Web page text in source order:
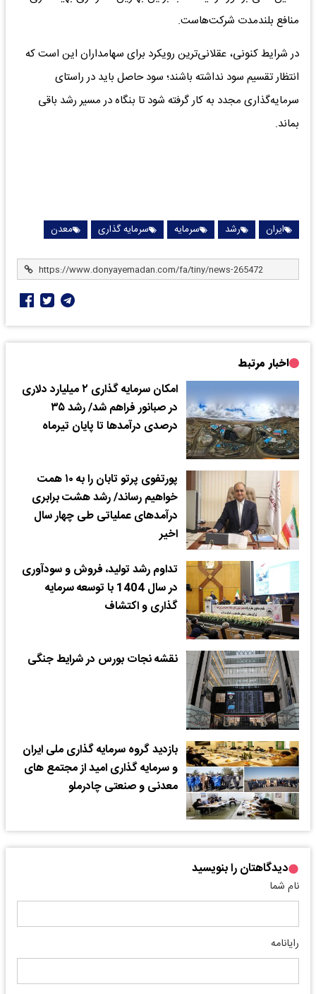
منافع بلندمدت شرکت‌هاست.
در شرایط کنونی، عقلانی‌ترین رویکرد برای سهامداران این است که
انتظار تقسیم سود نداشته باشند؛ سود حاصل باید در راستای
سرمایه‌گذاری مجدد به کار گرفته شود تا بنگاه در مسیر رشد باقی
بماند.
ایران رشد سرمایه سرمایه گذاری معدن
اخبار مرتبط
امکان سرمایه گذاری ۲ میلیارد دلاری
در صبانور فراهم شد/ رشد ۳۵
درصدی درآمدها تا پایان تیرماه
پورتفوی پرتو تابان را به ۱۰ همت
خواهیم رساند/ رشد هشت برابری
درآمدهای عملیاتی طی چهار سال
اخیر
تداوم رشد تولید، فروش و سودآوری
در سال 1404 با توسعه سرمایه
گذاری و اکتشاف
نقشه نجات بورس در شرایط جنگی
بازدید گروه سرمایه گذاری ملی ایران
و سرمایه گذاری امید از مجتمع های
معدنی و صنعتی چادرملو
دیدگاهتان را بنویسید
نام شما
رایانامه